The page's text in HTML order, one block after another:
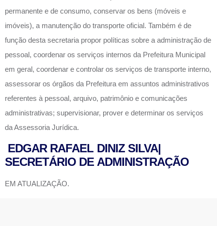
permanente e de consumo, conservar os bens (móveis e
imóveis), a manutenção do transporte oficial. Também é de
função desta secretaria propor políticas sobre a administração de
pessoal, coordenar os serviços internos da Prefeitura Municipal
em geral, coordenar e controlar os serviços de transporte interno,
assessorar os órgãos da Prefeitura em assuntos administrativos
referentes à pessoal, arquivo, patrimônio e comunicações
administrativas; supervisionar, prover e determinar os serviços
da Assessoria Jurídica.
EDGAR RAFAEL DINIZ SILVA|
SECRETÁRIO DE ADMINISTRAÇÃO
EM ATUALIZAÇÃO.